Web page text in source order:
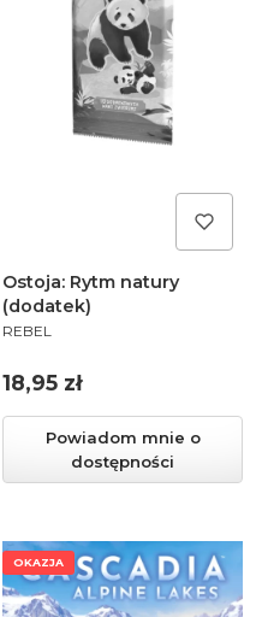
Ostoja: Rytm natury
(dodatek)
PRODUCENT
REBEL
Cena
18,95 zł
Powiadom mnie o
dostępności
OKAZJA